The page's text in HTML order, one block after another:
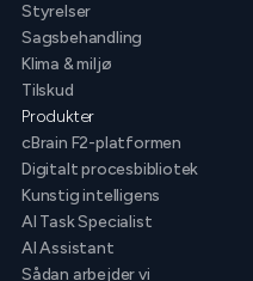
Styrelser
Sagsbehandling
Klima & miljø
Tilskud
Produkter
cBrain F2-platformen
Digitalt procesbibliotek
Kunstig intelligens
AI Task Specialist
AI Assistant
Sådan arbejder vi